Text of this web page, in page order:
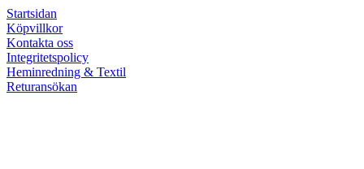
Startsidan
Köpvillkor
Kontakta oss
Integritetspolicy
Heminredning & Textil
Returansökan